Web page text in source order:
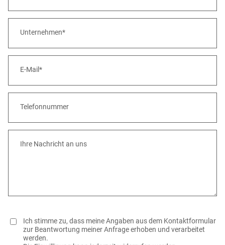
Unternehmen*
E-Mail*
Telefonnummer
Ihre Nachricht an uns
Ich stimme zu, dass meine Angaben aus dem Kontaktformular
zur Beantwortung meiner Anfrage erhoben und verarbeitet
werden.